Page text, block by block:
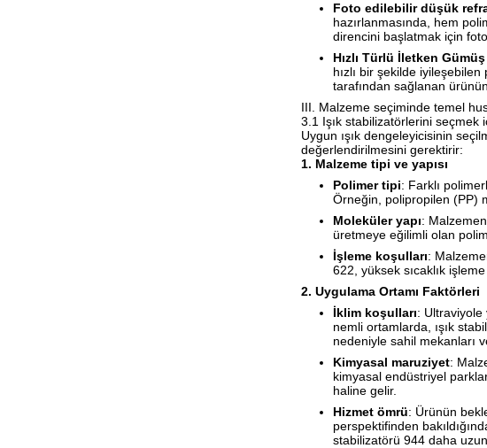
Foto edilebilir düşük
hazırlanmasında, hem
direncini başlatmak için
Hızlı Türlü İletken
hızlı bir şekilde
tarafından sağlanan
III. Malzeme seçiminde temel
3.1 Işık stabilizatörlerini seçmek
Uygun ışık dengeleyicisinin
değerlendirilmesini gerektirir:
1. Malzeme tipi ve yapısı
Polimer tipi: Farklı
Örneğin, polipropilen (PP)
Moleküler yapı:
üretmeye eğilimli olan
İşleme koşulları:
622, yüksek sıcaklık
2. Uygulama Ortamı Faktörleri
İklim koşulları: Ultraviyole
nemli ortamlarda, ışık
nedeniyle sahil mekanları
Kimyasal maruziyet:
kimyasal endüstriyel
haline gelir.
Hizmet ömrü: Ürünün
perspektifinden
stabilizatörü 944 daha